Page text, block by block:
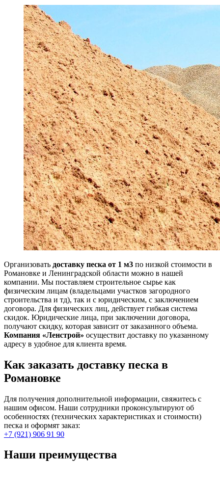
Организовать доставку песка от 1 м3 по низкой стоимости в
Романовке и Ленинградской области можно в нашей
компании. Мы поставляем строительное сырье как
физическим лицам (владельцами участков загородного
строительства и тд), так и с юридическим, с заключением
договора. Для физических лиц, действует гибкая система
скидок. Юридические лица, при заключении договора,
получают скидку, которая зависит от заказанного объема.
Компания «Ленстрой» осуществит доставку по указанному
адресу в удобное для клиента время.
Как заказать доставку песка в
Романовке
Для получения дополнительной информации, свяжитесь с
нашим офисом. Наши сотрудники проконсультируют об
особенностях (технических характеристиках и стоимости)
песка и оформят заказ:
+7 (921) 906 91 90
Наши преимущества